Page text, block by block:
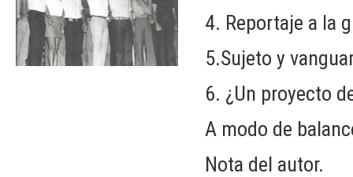
4. Reportaje a la
5.Sujeto y
6. ¿Un proyecto
A modo de
Nota del autor.